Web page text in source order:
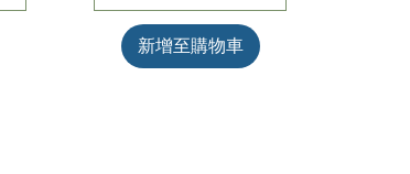
新增至購物車